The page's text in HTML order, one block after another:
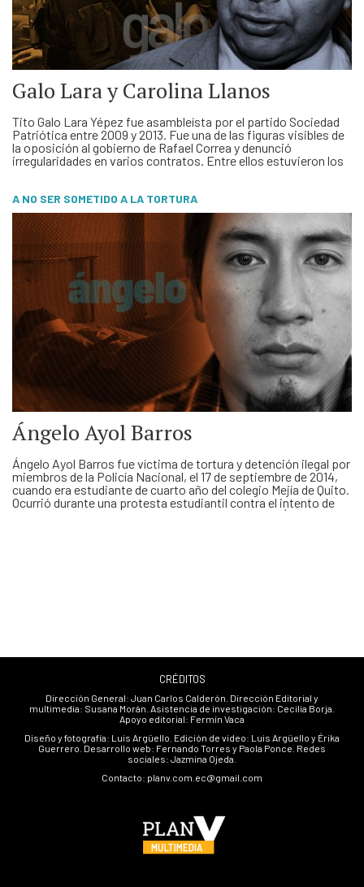
Galo Lara y Carolina Llanos
Tito Galo Lara Yépez fue asambleísta por el partido Sociedad
Patriótica entre 2009 y 2013. Fue una de las figuras visibles de
la oposición al gobierno de Rafael Correa y denunció
irregularidades en varios contratos. Entre ellos estuvieron los
radares chinos, el caso Vialmesa (monopolio del transporte
A NO SER SOMETIDO A LA TORTURA
Ángelo Ayol Barros
Ángelo Ayol Barros fue víctima de tortura y detención ilegal por
miembros de la Policía Nacional, el 17 de septiembre de 2014,
cuando era estudiante de cuarto año del colegio Mejía de Quito.
Ocurrió durante una protesta estudiantil contra el intento de
alza de pasajes. La Fiscalía sostuvo lo siguiente: “Ángelo
CRÉDITOS
Dirección General: Juan Carlos Calderón. Dirección Editorial y
multimedia: Susana Morán. Asistencia de investigación: Cecilia Borja.
Apoyo editorial: Fermín Vaca
Diseño y fotografía: Luis Argüello. Edición de video: Luis Argüello y Érika
Guerrero. Desarrollo web: Fernando Torres y Paola Ponce. Redes
sociales: Jazmina Ojeda.
Contacto: planv.com.ec@gmail.com